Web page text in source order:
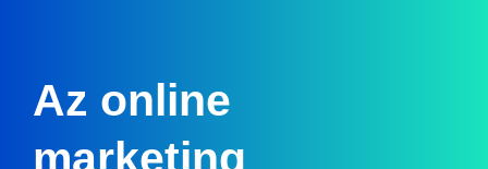
Az online
marketing